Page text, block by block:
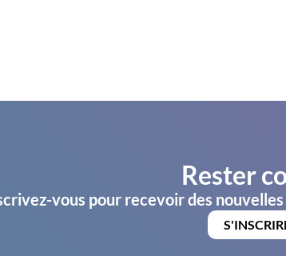
Rester
vous pour recevoir des